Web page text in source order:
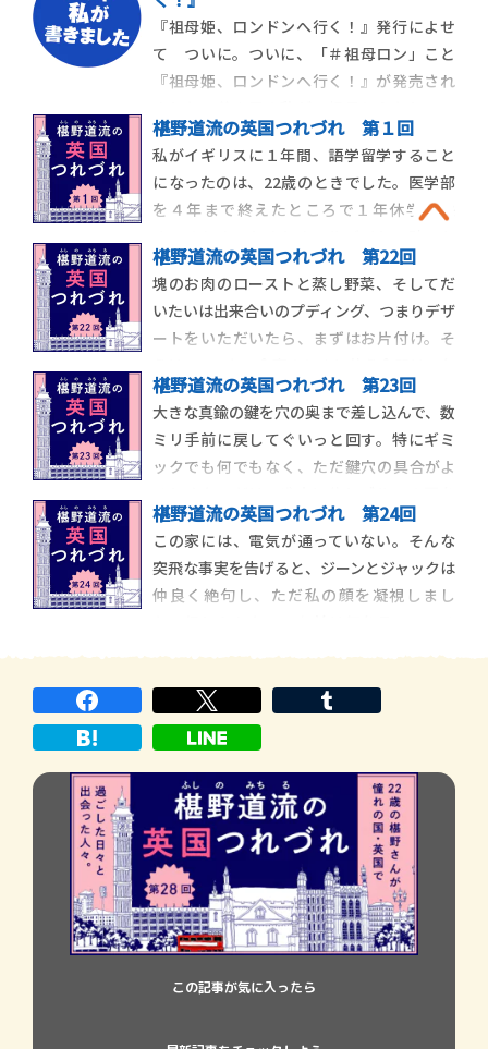
『祖母姫、ロンドンへ行く！』発行によせ
て ついに。ついに、「＃祖母ロン」こと
『祖母姫、ロンドンへ行く！』が発売され
ンドンを旅したときの、珍道中の記録で
す。そもそものきっかけは、「ステキブンゲ
イ」さんのウェブサイトで、エッセイの連
載コーナーをいただいたこと。ずっとエッ
セイを書きたいと
椹野道流の英国つれづれ 第１回
私がイギリスに１年間、語学留学すること
になったのは、22歳のときでした。医学部
を４年まで終えたところで１年休学を決
お金をかき集め、現地の語学学校と連絡を
取って入学を決め、飛行機のチケットを往
復分押さえ（当時は、帰りのチケットを前
払いで持っている、つまりちゃんと帰国す
る意思があると表
椹野道流の英国つれづれ 第22回
塊のお肉のローストと蒸し野菜、そしてだ
いたいは出来合いのプディング、つまりデザ
ートをいただいたら、まずはお片付け。そ
自、大皿１枚とデザート用の小皿、カトラ
リー、グラス１つだけなので、洗い物は意
外と早く済みます。ただ、綺麗好きのジーン
をもってしても、当時の洗い物は、大英帝国
方式でし
椹野道流の英国つれづれ 第23回
大きな真鍮の鍵を穴の奥まで差し込んで、数
ミリ手前に戻してぐいっと回す。特にギミ
ックでも何でもなく、ただ鍵穴の具合がよ
開け、「先に上がるね」とリーブ夫妻に声を
かけてから、私は幅が狭くて傾斜が急な、
まるで父方の祖父が暮らしていた昭和の家
のような階段を上がりました。階段には何
椹野道流の英国つれづれ 第24回
この家には、電気が通っていない。そんな
突飛な事実を告げると、ジーンとジャックは
仲良く絶句し、ただ私の顔を凝視しまし
何の言葉も飛び出しませんでした。困惑と、
驚きと、おそらくはちょっとした怒りに似
た感情が、彼ら
この記事が気に入ったら